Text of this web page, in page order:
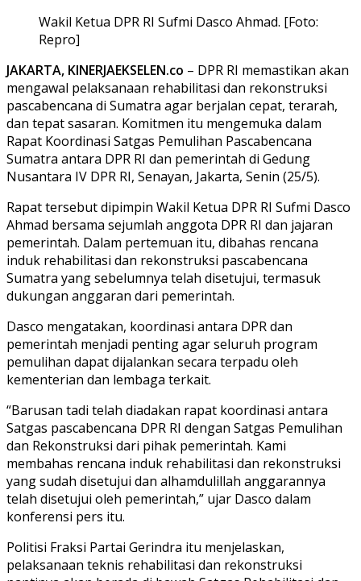
Wakil Ketua DPR RI Sufmi Dasco Ahmad. [Foto:
Repro]
JAKARTA, KINERJAEKSELEN.co – DPR RI memastikan akan
mengawal pelaksanaan rehabilitasi dan rekonstruksi
pascabencana di Sumatra agar berjalan cepat, terarah,
dan tepat sasaran. Komitmen itu mengemuka dalam
Rapat Koordinasi Satgas Pemulihan Pascabencana
Sumatra antara DPR RI dan pemerintah di Gedung
Nusantara IV DPR RI, Senayan, Jakarta, Senin (25/5).
Rapat tersebut dipimpin Wakil Ketua DPR RI Sufmi Dasco
Ahmad bersama sejumlah anggota DPR RI dan jajaran
pemerintah. Dalam pertemuan itu, dibahas rencana
induk rehabilitasi dan rekonstruksi pascabencana
Sumatra yang sebelumnya telah disetujui, termasuk
dukungan anggaran dari pemerintah.
Dasco mengatakan, koordinasi antara DPR dan
pemerintah menjadi penting agar seluruh program
pemulihan dapat dijalankan secara terpadu oleh
kementerian dan lembaga terkait.
“Barusan tadi telah diadakan rapat koordinasi antara
Satgas pascabencana DPR RI dengan Satgas Pemulihan
dan Rekonstruksi dari pihak pemerintah. Kami
membahas rencana induk rehabilitasi dan rekonstruksi
yang sudah disetujui dan alhamdulillah anggarannya
telah disetujui oleh pemerintah,” ujar Dasco dalam
konferensi pers itu.
Politisi Fraksi Partai Gerindra itu menjelaskan,
pelaksanaan teknis rehabilitasi dan rekonstruksi